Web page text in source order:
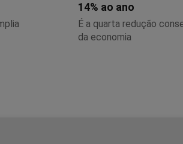
14% ao ano
É a quarta redução
da economia